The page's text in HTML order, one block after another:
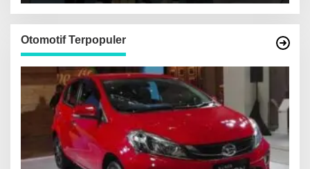
Otomotif Terpopuler